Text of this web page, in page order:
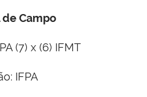
Campo
(7) x (6) IFMT
IFPA